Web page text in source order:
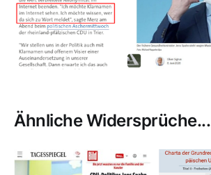
Ähnliche Widersprüche...